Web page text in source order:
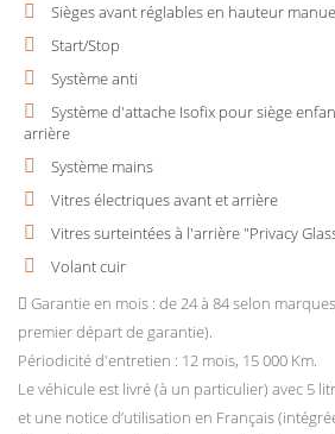
Sièges avant réglables en hauteur
Start/Stop
Système anti
Système d'attache Isofix pour siège
arrière
Système mains
Vitres électriques avant et arrière
Vitres surteintées à l'arrière "Privacy
Volant cuir
Garantie en mois : de 24 à 84 selon
premier départ de garantie).
Périodicité d'entretien : 12 mois, 15 000 Km.
Le véhicule est livré (à un particulier) avec 5
et une notice d’utilisation en Français